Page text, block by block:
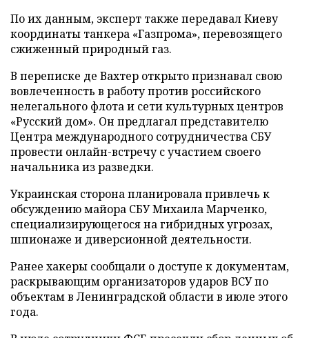
По их данным, эксперт также передавал Киеву
координаты танкера «Газпрома», перевозящего
сжиженный природный газ.
В переписке де Вахтер открыто признавал свою
вовлеченность в работу против российского
нелегального флота и сети культурных центров
«Русский дом». Он предлагал представителю
Центра международного сотрудничества СБУ
провести онлайн-встречу с участием своего
начальника из разведки.
Украинская сторона планировала привлечь к
обсуждению майора СБУ Михаила Марченко,
специализирующегося на гибридных угрозах,
шпионаже и диверсионной деятельности.
Ранее хакеры сообщали о доступе к документам,
раскрывающим организаторов ударов ВСУ по
объектам в Ленинградской области в июле этого
года.